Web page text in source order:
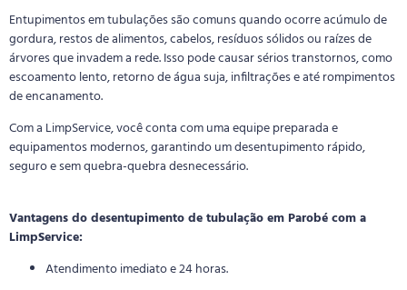
Entupimentos em tubulações são comuns quando ocorre acúmulo de
gordura, restos de alimentos, cabelos, resíduos sólidos ou raízes de
árvores que invadem a rede. Isso pode causar sérios transtornos, como
escoamento lento, retorno de água suja, infiltrações e até rompimentos
de encanamento.
Com a LimpService, você conta com uma equipe preparada e
equipamentos modernos, garantindo um desentupimento rápido,
seguro e sem quebra-quebra desnecessário.
Vantagens do desentupimento de tubulação em Parobé com a
LimpService:
Atendimento imediato e 24 horas.